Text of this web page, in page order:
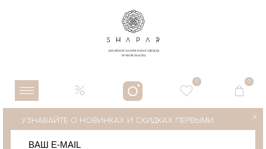
0 0
УЗНАВАЙТЕ О НОВИНКАХ И СКИДКАХ ПЕРВЫМИ X